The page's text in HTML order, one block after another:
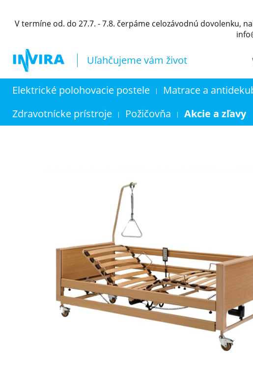
V termíne od. do 27.7. - 7.8. čerpáme celozávodnú dovolenku,
Uľahčujeme vám život
Elektrické polohovacie postele | Matrace a
Zdravotnícke prístroje | Požičovňa | Akcie a zľavy